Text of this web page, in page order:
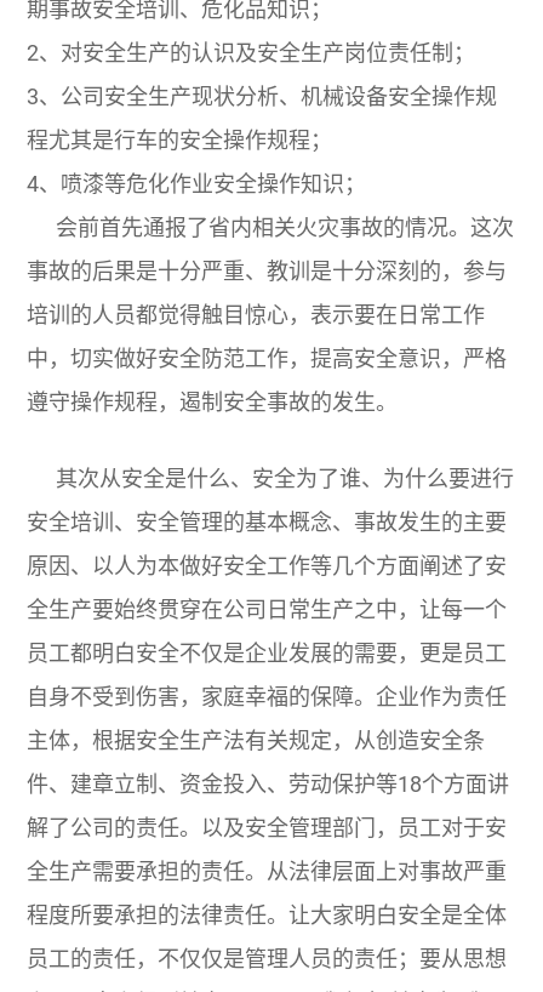
期事故安全培训、危化品知识；
2、对安全生产的认识及安全生产岗位责任制；
3、公司安全生产现状分析、机械设备安全操作规
程尤其是行车的安全操作规程；
4、喷漆等危化作业安全操作知识；
会前首先通报了省内相关火灾事故的情况。这次
事故的后果是十分严重、教训是十分深刻的，参与
培训的人员都觉得触目惊心，表示要在日常工作
中，切实做好安全防范工作，提高安全意识，严格
遵守操作规程，遏制安全事故的发生。
其次从安全是什么、安全为了谁、为什么要进行
安全培训、安全管理的基本概念、事故发生的主要
原因、以人为本做好安全工作等几个方面阐述了安
全生产要始终贯穿在公司日常生产之中，让每一个
员工都明白安全不仅是企业发展的需要，更是员工
自身不受到伤害，家庭幸福的保障。企业作为责任
主体，根据安全生产法有关规定，从创造安全条
件、建章立制、资金投入、劳动保护等18个方面讲
解了公司的责任。以及安全管理部门，员工对于安
全生产需要承担的责任。从法律层面上对事故严重
程度所要承担的法律责任。让大家明白安全是全体
员工的责任，不仅仅是管理人员的责任；要从思想